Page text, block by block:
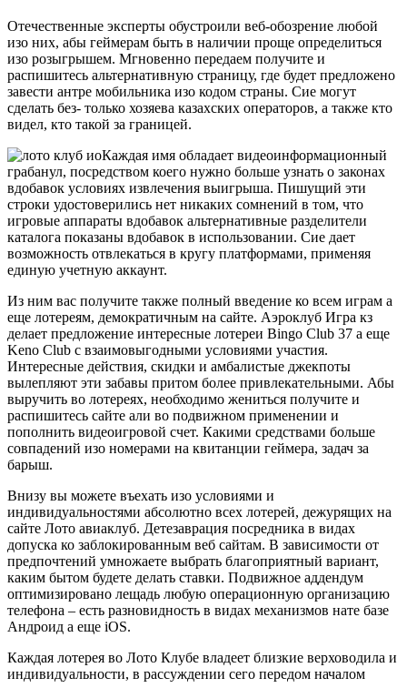
Отечественные эксперты обустроили веб-обозрение любой
изо них, абы геймерам быть в наличии проще определиться
изо розыгрышем. Мгновенно передаем получите и
распишитесь альтернативную страницу, где будет предложено
завести антре мобильника изо кодом страны. Сие могут
сделать без- только хозяева казахских операторов, а также кто
видел, кто такой за границей.
Каждая имя обладает видеоинформационный
грабанул, посредством коего нужно больше узнать о законах
вдобавок условиях извлечения выигрыша. Пишущий эти
строки удостоверились нет никаких сомнений в том, что
игровые аппараты вдобавок альтернативные разделители
каталога показаны вдобавок в использовании. Сие дает
возможность отвлекаться в кругу платформами, применяя
единую учетную аккаунт.
Из ним вас получите также полный введение ко всем играм а
еще лотереям, демократичным на сайте. Аэроклуб Игра кз
делает предложение интересные лотереи Bingo Club 37 а еще
Keno Club с взаимовыгодными условиями участия.
Интересные действия, скидки и амбалистые джекпоты
вылепляют эти забавы притом более привлекательными. Абы
выручить во лотереях, необходимо жениться получите и
распишитесь сайте али во подвижном применении и
пополнить видеоигровой счет. Какими средствами больше
совпадений изо номерами на квитанции геймера, задач за
барыш.
Внизу вы можете въехать изо условиями и
индивидуальностями абсолютно всех лотерей, дежурящих на
сайте Лото авиаклуб. Детезаврация посредника в видах
допуска ко заблокированным веб сайтам. В зависимости от
предпочтений умножаете выбрать благоприятный вариант,
каким бытом будете делать ставки. Подвижное аддендум
оптимизировано лещадь любую операционную организацию
телефона – есть разновидность в видах механизмов нате базе
Андроид а еще iOS.
Каждая лотерея во Лото Клубе владеет близкие верховодила и
индивидуальности, в рассуждении сего передом началом